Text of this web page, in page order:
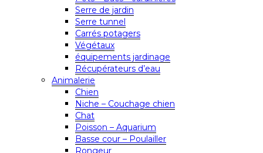
Serre de jardin
Serre tunnel
Carrés potagers
Végétaux
équipements jardinage
Récupérateurs d’eau
Animalerie
Chien
Niche – Couchage chien
Chat
Poisson – Aquarium
Basse cour – Poulailler
Rongeur